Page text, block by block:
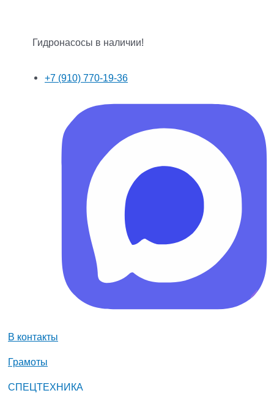
Гидронасосы в наличии!
+7 (910) 770-19-36
В контакты
Грамоты
СПЕЦТЕХНИКА